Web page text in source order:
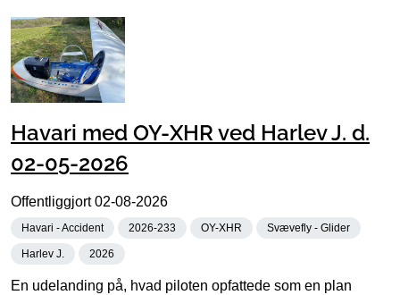
Havari med OY-XHR ved Harlev J. d.
02-05-2026
Offentliggjort02-08-2026
Havari - Accident 2026-233 OY-XHR Svævefly - Glider
Harlev J. 2026
En udelanding på, hvad piloten opfattede som en plan